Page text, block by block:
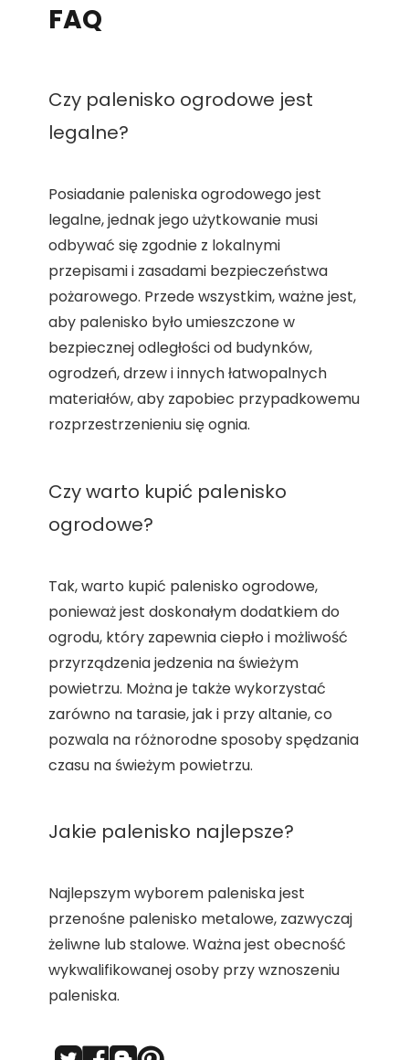
FAQ
Czy palenisko ogrodowe jest
legalne?
Posiadanie paleniska ogrodowego jest
legalne, jednak jego użytkowanie musi
odbywać się zgodnie z lokalnymi
przepisami i zasadami bezpieczeństwa
pożarowego. Przede wszystkim, ważne jest,
aby palenisko było umieszczone w
bezpiecznej odległości od budynków,
ogrodzeń, drzew i innych łatwopalnych
materiałów, aby zapobiec przypadkowemu
rozprzestrzenieniu się ognia.
Czy warto kupić palenisko
ogrodowe?
Tak, warto kupić palenisko ogrodowe,
ponieważ jest doskonałym dodatkiem do
ogrodu, który zapewnia ciepło i możliwość
przyrządzenia jedzenia na świeżym
powietrzu. Można je także wykorzystać
zarówno na tarasie, jak i przy altanie, co
pozwala na różnorodne sposoby spędzania
czasu na świeżym powietrzu.
Jakie palenisko najlepsze?
Najlepszym wyborem paleniska jest
przenośne palenisko metalowe, zazwyczaj
żeliwne lub stalowe. Ważna jest obecność
wykwalifikowanej osoby przy wznoszeniu
paleniska.